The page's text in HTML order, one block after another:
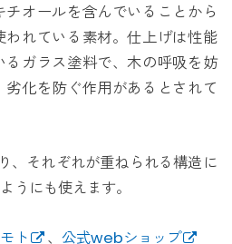
オールを含んでいることから
れている素材。仕上げは性能
ガラス塗料で、木の呼吸を妨
化を防ぐ作用があるとされて
、それぞれが重ねられる構造に
うにも使えます。
ト 、公式webショップ